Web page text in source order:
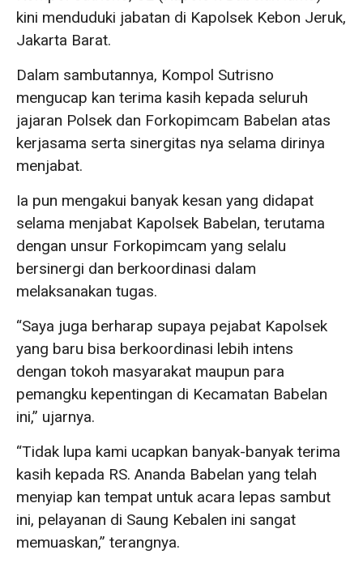
kini menduduki jabatan di Kapolsek Kebon Jeruk,
Jakarta Barat.
Dalam sambutannya, Kompol Sutrisno
mengucap kan terima kasih kepada seluruh
jajaran Polsek dan Forkopimcam Babelan atas
kerjasama serta sinergitas nya selama dirinya
menjabat.
Ia pun mengakui banyak kesan yang didapat
selama menjabat Kapolsek Babelan, terutama
dengan unsur Forkopimcam yang selalu
bersinergi dan berkoordinasi dalam
melaksanakan tugas.
“Saya juga berharap supaya pejabat Kapolsek
yang baru bisa berkoordinasi lebih intens
dengan tokoh masyarakat maupun para
pemangku kepentingan di Kecamatan Babelan
ini,” ujarnya.
“Tidak lupa kami ucapkan banyak-banyak terima
kasih kepada RS. Ananda Babelan yang telah
menyiap kan tempat untuk acara lepas sambut
ini, pelayanan di Saung Kebalen ini sangat
memuaskan,” terangnya.